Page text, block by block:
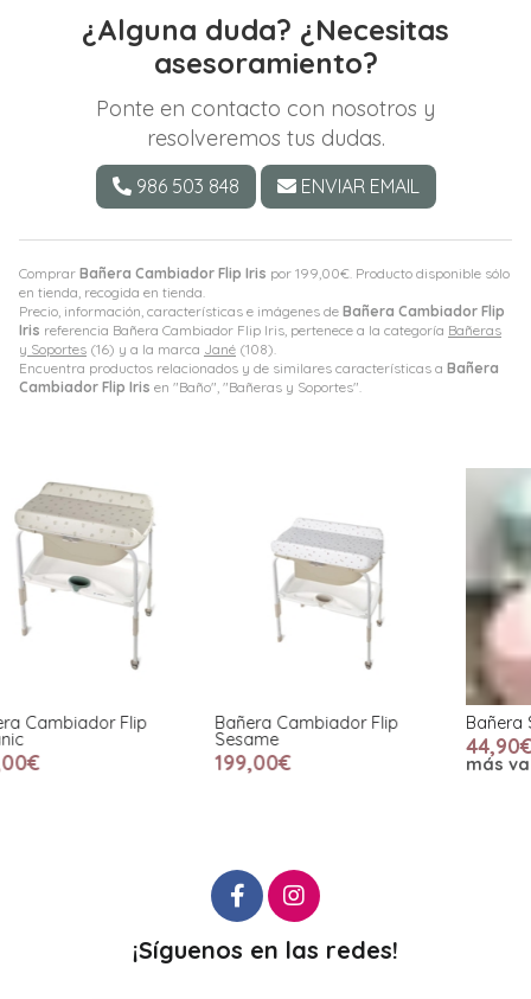
Comprar Bañera Cambiador Flip Iris por 199,00€ . Producto disponible sólo
en tienda, recogida en tienda.
Precio, información, características e imágenes de Bañera Cambiador Flip
Iris referencia Bañera Cambiador Flip Iris, pertenece a la categoría Bañeras
y Soportes (16) y a la marca Jané (108).
Encuentra productos relacionados y de similares características a Bañera
Cambiador Flip Iris en "Baño", "Bañeras y Soportes".
¿Alguna duda? ¿Necesitas
asesoramiento?
Ponte en contacto con nosotros y
resolveremos tus dudas.
986 503 848 ENVIAR EMAIL
Bañera Cambiador Flip
Sesame
199,00€
Bañera Shnuggle
44,90€
más variaciones
¡Síguenos en las redes!